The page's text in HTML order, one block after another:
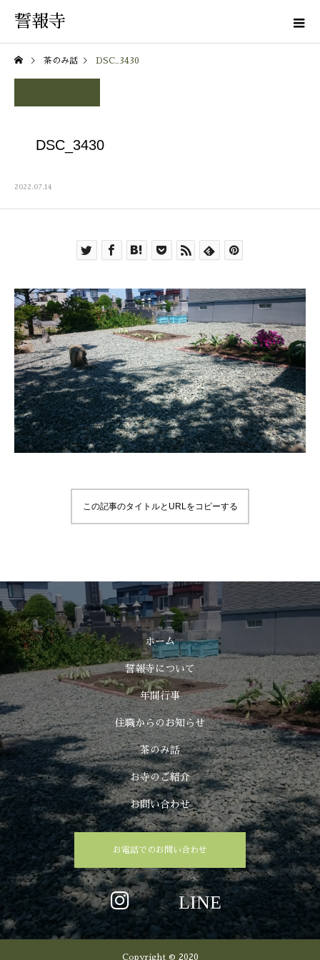
誓報寺
茶のみ話 DSC_3430
DSC_3430
2022.07.14
この記事のタイトルとURLをコピーする
ホーム
誓報寺について
年間行事
住職からのお知らせ
茶のみ話
お寺のご紹介
お問い合わせ
お電話でのお問い合わせ
Copyright © 2020